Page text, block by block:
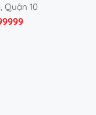
Quận 10